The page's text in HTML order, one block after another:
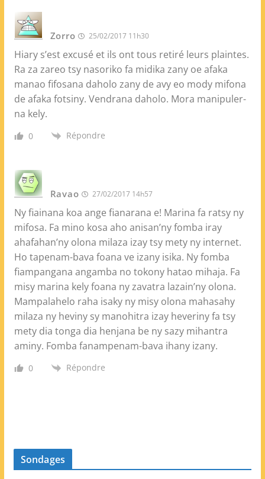
Zorro 25/02/2017 11h30
Hiary s’est excusé et ils ont tous retiré leurs plaintes.
Ra za zareo tsy nasoriko fa midika zany oe afaka
manao fifosana daholo zany de avy eo mody mifona
de afaka fotsiny. Vendrana daholo. Mora manipuler-
na kely.
0 Répondre
Ravao 27/02/2017 14h57
Ny fiainana koa ange fianarana e! Marina fa ratsy ny
mifosa. Fa mino kosa aho anisan’ny fomba iray
ahafahan’ny olona milaza izay tsy mety ny internet.
Ho tapenam-bava foana ve izany isika. Ny fomba
fiampangana angamba no tokony hatao mihaja. Fa
misy marina kely foana ny zavatra lazain’ny olona.
Mampalahelo raha isaky ny misy olona mahasahy
milaza ny heviny sy manohitra izay heveriny fa tsy
mety dia tonga dia henjana be ny sazy mihantra
aminy. Fomba fanampenam-bava ihany izany.
0 Répondre
Sondages